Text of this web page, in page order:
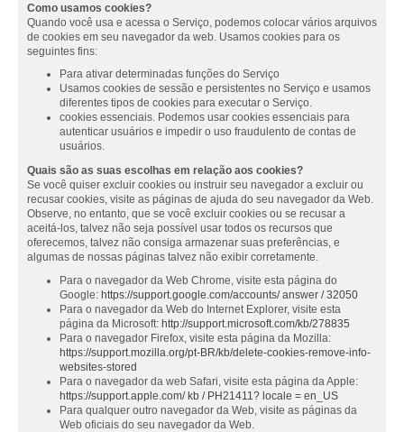
Como usamos cookies?
Quando você usa e acessa o Serviço, podemos colocar vários arquivos
de cookies em seu navegador da web. Usamos cookies para os
seguintes fins:
Para ativar determinadas funções do Serviço
Usamos cookies de sessão e persistentes no Serviço e usamos
diferentes tipos de cookies para executar o Serviço.
cookies essenciais. Podemos usar cookies essenciais para
autenticar usuários e impedir o uso fraudulento de contas de
usuários.
Quais são as suas escolhas em relação aos cookies?
Se você quiser excluir cookies ou instruir seu navegador a excluir ou
recusar cookies, visite as páginas de ajuda do seu navegador da Web.
Observe, no entanto, que se você excluir cookies ou se recusar a
aceitá-los, talvez não seja possível usar todos os recursos que
oferecemos, talvez não consiga armazenar suas preferências, e
algumas de nossas páginas talvez não exibir corretamente.
Para o navegador da Web Chrome, visite esta página do
Google: https://support.google.com/accounts/ answer / 32050
Para o navegador da Web do Internet Explorer, visite esta
página da Microsoft: http://support.microsoft.com/kb/278835
Para o navegador Firefox, visite esta página da Mozilla:
https://support.mozilla.org/pt-BR/kb/delete-cookies-remove-info-
websites-stored
Para o navegador da web Safari, visite esta página da Apple:
https://support.apple.com/ kb / PH21411? locale = en_US
Para qualquer outro navegador da Web, visite as páginas da
Web oficiais do seu navegador da Web.